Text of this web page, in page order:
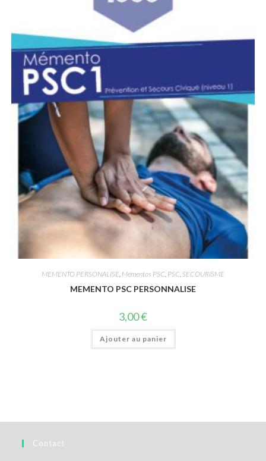
MEMENTO PERSONALISE Mémentos PSC PSC SECOURISME
MEMENTO PSC PERSONNALISE
3,00€
Ajouter au panier
Contact